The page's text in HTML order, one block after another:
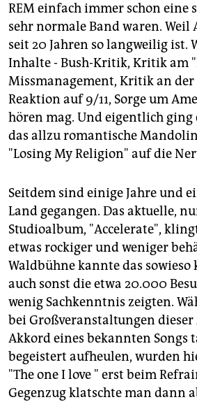
REM einfach immer schon eine
sehr normale Band waren. Weil
seit 20 Jahren so langweilig ist.
Inhalte - Bush-Kritik, Kritik am
Missmanagement, Kritik an der
Reaktion auf 9/11, Sorge um
hören mag. Und eigentlich ging
das allzu romantische
"Losing My Religion" auf die
Seitdem sind einige Jahre und
Land gegangen. Das aktuelle,
Studioalbum, "Accelerate",
etwas rockiger und weniger
Waldbühne kannte das sowieso
auch sonst die etwa 20.000
wenig Sachkenntnis zeigten.
bei Großveranstaltungen
Akkord eines bekannten Songs
begeistert aufheulen, wurden
"The one I love " erst beim
Gegenzug klatschte man dann